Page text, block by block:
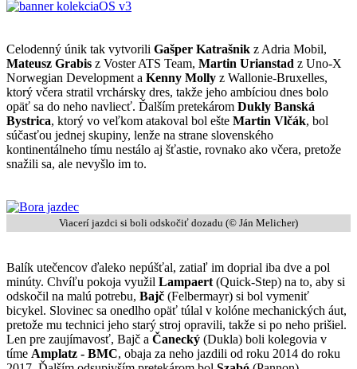
Celodenný únik tak vytvorili Gašper Katrašnik z Adria Mobil,
Mateusz Grabis z Voster ATS Team, Martin Urianstad z Uno-X
Norwegian Development a Kenny Molly z Wallonie-Bruxelles,
ktorý včera stratil vrchársky dres, takže jeho ambíciou dnes bolo
opäť sa do neho navliecť. Ďalším pretekárom Dukly Banská
Bystrica, ktorý vo veľkom atakoval bol ešte Martin Vlčák, bol
súčasťou jednej skupiny, lenže na strane slovenského
kontinentálneho tímu nestálo aj šťastie, rovnako ako včera, pretože
snažili sa, ale nevyšlo im to.
Viacerí jazdci si boli odskočiť dozadu (© Ján Melicher)
Balík utečencov ďaleko nepúšťal, zatiaľ im doprial iba dve a pol
minúty. Chvíľu pokoja využil Lampaert (Quick-Step) na to, aby si
odskočil na malú potrebu, Bajč (Felbermayr) si bol vymeniť
bicykel. Slovinec sa onedlho opäť túlal v kolóne mechanických áut,
pretože mu technici jeho starý stroj opravili, takže si po neho prišiel.
Len pre zaujímavosť, Bajč a Čanecký (Dukla) boli kolegovia v
tíme Amplatz - BMC, obaja za neho jazdili od roku 2014 do roku